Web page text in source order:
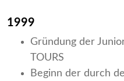
1999
Gründung der
TOURS
Beginn der durch